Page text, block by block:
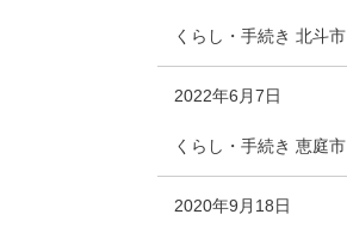
くらし・手続き 北斗市
2022年6月7日
くらし・手続き 恵庭市
2020年9月18日